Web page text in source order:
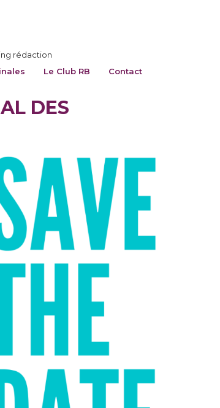
rédaction
Le Club RB Contact
DES